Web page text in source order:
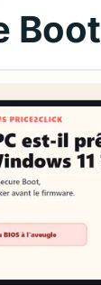
Boot